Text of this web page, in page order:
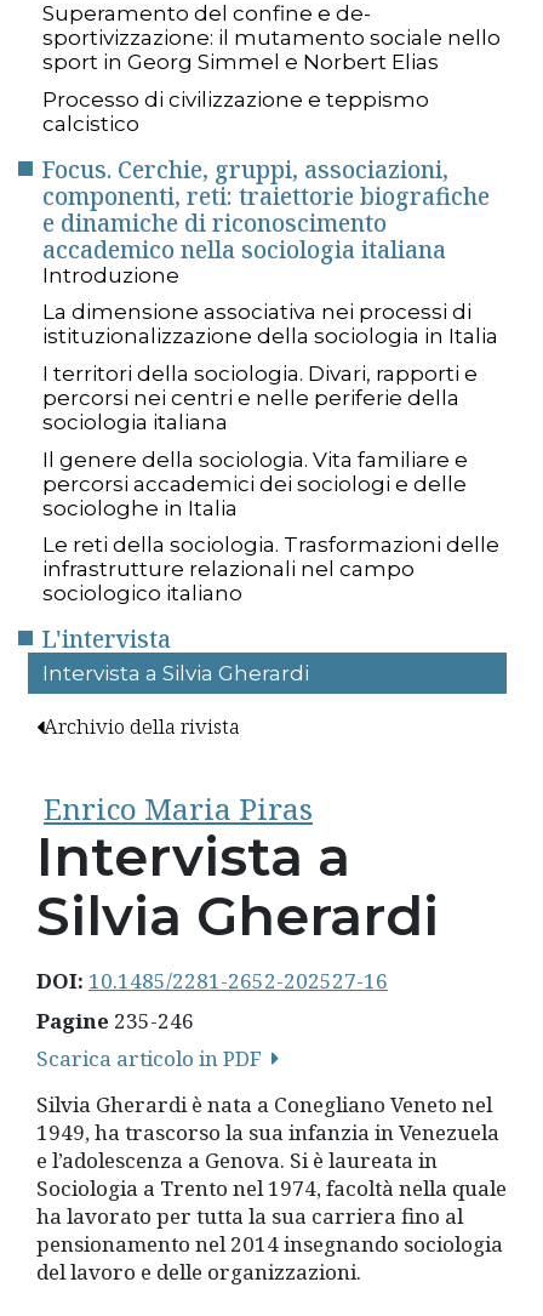
Superamento del confine e de-
sportivizzazione: il mutamento sociale nello
sport in Georg Simmel e Norbert Elias
Processo di civilizzazione e teppismo
calcistico
Focus. Cerchie, gruppi, associazioni,
componenti, reti: traiettorie biografiche
e dinamiche di riconoscimento
accademico nella sociologia italiana
Introduzione
La dimensione associativa nei processi di
istituzionalizzazione della sociologia in Italia
I territori della sociologia. Divari, rapporti e
percorsi nei centri e nelle periferie della
sociologia italiana
Il genere della sociologia. Vita familiare e
percorsi accademici dei sociologi e delle
sociologhe in Italia
Le reti della sociologia. Trasformazioni delle
infrastrutture relazionali nel campo
sociologico italiano
L'intervista
Intervista a Silvia Gherardi
Archivio della rivista
Enrico Maria Piras
Intervista a
Silvia Gherardi
DOI: 10.1485/2281-2652-202527-16
Pagine 235-246
Scarica articolo in PDF
Silvia Gherardi è nata a Conegliano Veneto nel
1949, ha trascorso la sua infanzia in Venezuela
e l’adolescenza a Genova. Si è laureata in
Sociologia a Trento nel 1974, facoltà nella quale
ha lavorato per tutta la sua carriera fino al
pensionamento nel 2014 insegnando sociologia
del lavoro e delle organizzazioni.